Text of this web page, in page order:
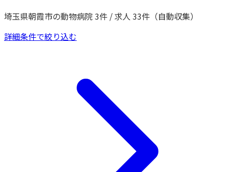
埼玉県朝霞市の動物病院 3件 / 求人 33件（自動収集）
詳細条件で絞り込む